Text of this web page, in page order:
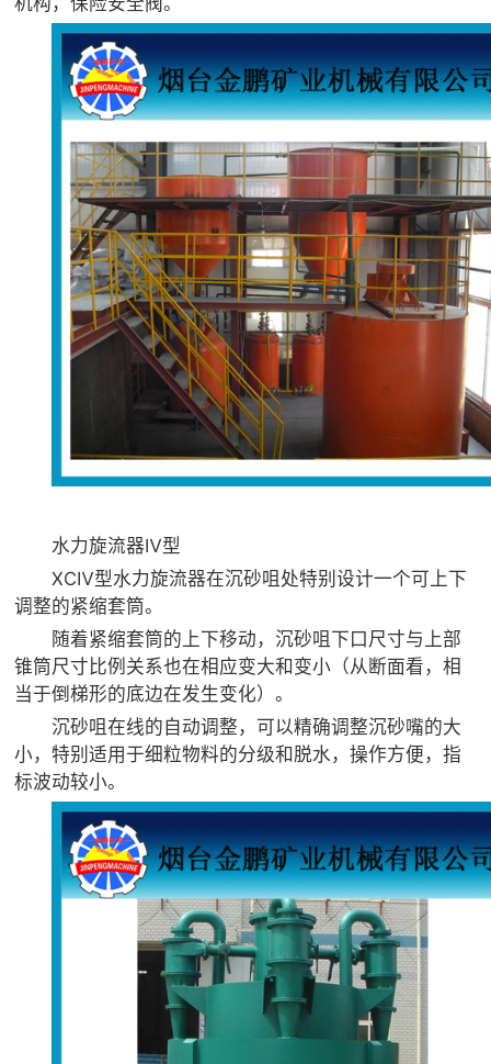
水力旋流器Ⅳ型
XCⅣ型水力旋流器在沉砂咀处特别设计一个可上下
调整的紧缩套筒。
随着紧缩套筒的上下移动，沉砂咀下口尺寸与上部
锥筒尺寸比例关系也在相应变大和变小（从断面看，相
当于倒梯形的底边在发生变化）。
沉砂咀在线的自动调整，可以精确调整沉砂嘴的大
小，特别适用于细粒物料的分级和脱水，操作方便，指
标波动较小。